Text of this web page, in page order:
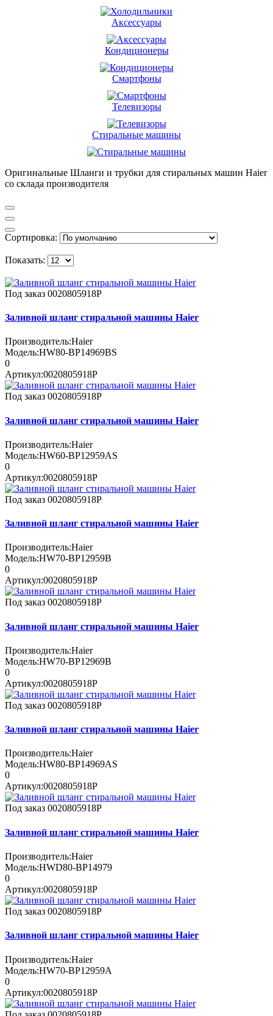
Аксессуары
Кондиционеры
Смартфоны
Телевизоры
Стиральные машины
Оригинальные Шланги и трубки для стиральных машин Haier
со склада производителя
Сортировка:
Показать:
Под заказ 0020805918P
Заливной шланг стиральной машины Haier
Производитель:Haier
Модель:HW80-BP14969BS
0
Артикул:0020805918P
Под заказ 0020805918P
Заливной шланг стиральной машины Haier
Производитель:Haier
Модель:HW60-BP12959AS
0
Артикул:0020805918P
Под заказ 0020805918P
Заливной шланг стиральной машины Haier
Производитель:Haier
Модель:HW70-BP12959B
0
Артикул:0020805918P
Под заказ 0020805918P
Заливной шланг стиральной машины Haier
Производитель:Haier
Модель:HW70-BP12969B
0
Артикул:0020805918P
Под заказ 0020805918P
Заливной шланг стиральной машины Haier
Производитель:Haier
Модель:HW80-BP14969AS
0
Артикул:0020805918P
Под заказ 0020805918P
Заливной шланг стиральной машины Haier
Производитель:Haier
Модель:HWD80-BP14979
0
Артикул:0020805918P
Под заказ 0020805918P
Заливной шланг стиральной машины Haier
Производитель:Haier
Модель:HW70-BP12959A
0
Артикул:0020805918P